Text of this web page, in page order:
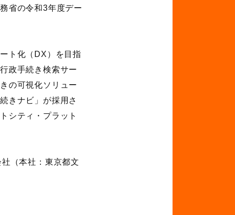
省の令和3年度デー
ト化（ DX ）を目指
政手続き検索サー
の可視化ソリュー
きナビ」が採用さ
シティ・プラット
（本社：東京都文